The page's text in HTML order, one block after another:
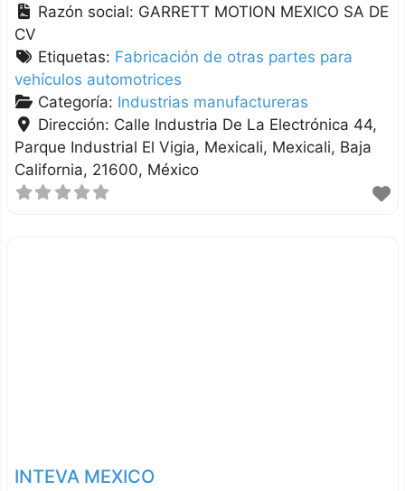
Razón social: GARRETT MOTION MEXICO SA DE
CV
Etiquetas: Fabricación de otras partes para
vehículos automotrices
Categoría: Industrias manufactureras
Dirección: Calle Industria De La Electrónica 44,
Parque Industrial El Vigia, Mexicali Mexicali Baja
California 21600 México
INTEVA MEXICO